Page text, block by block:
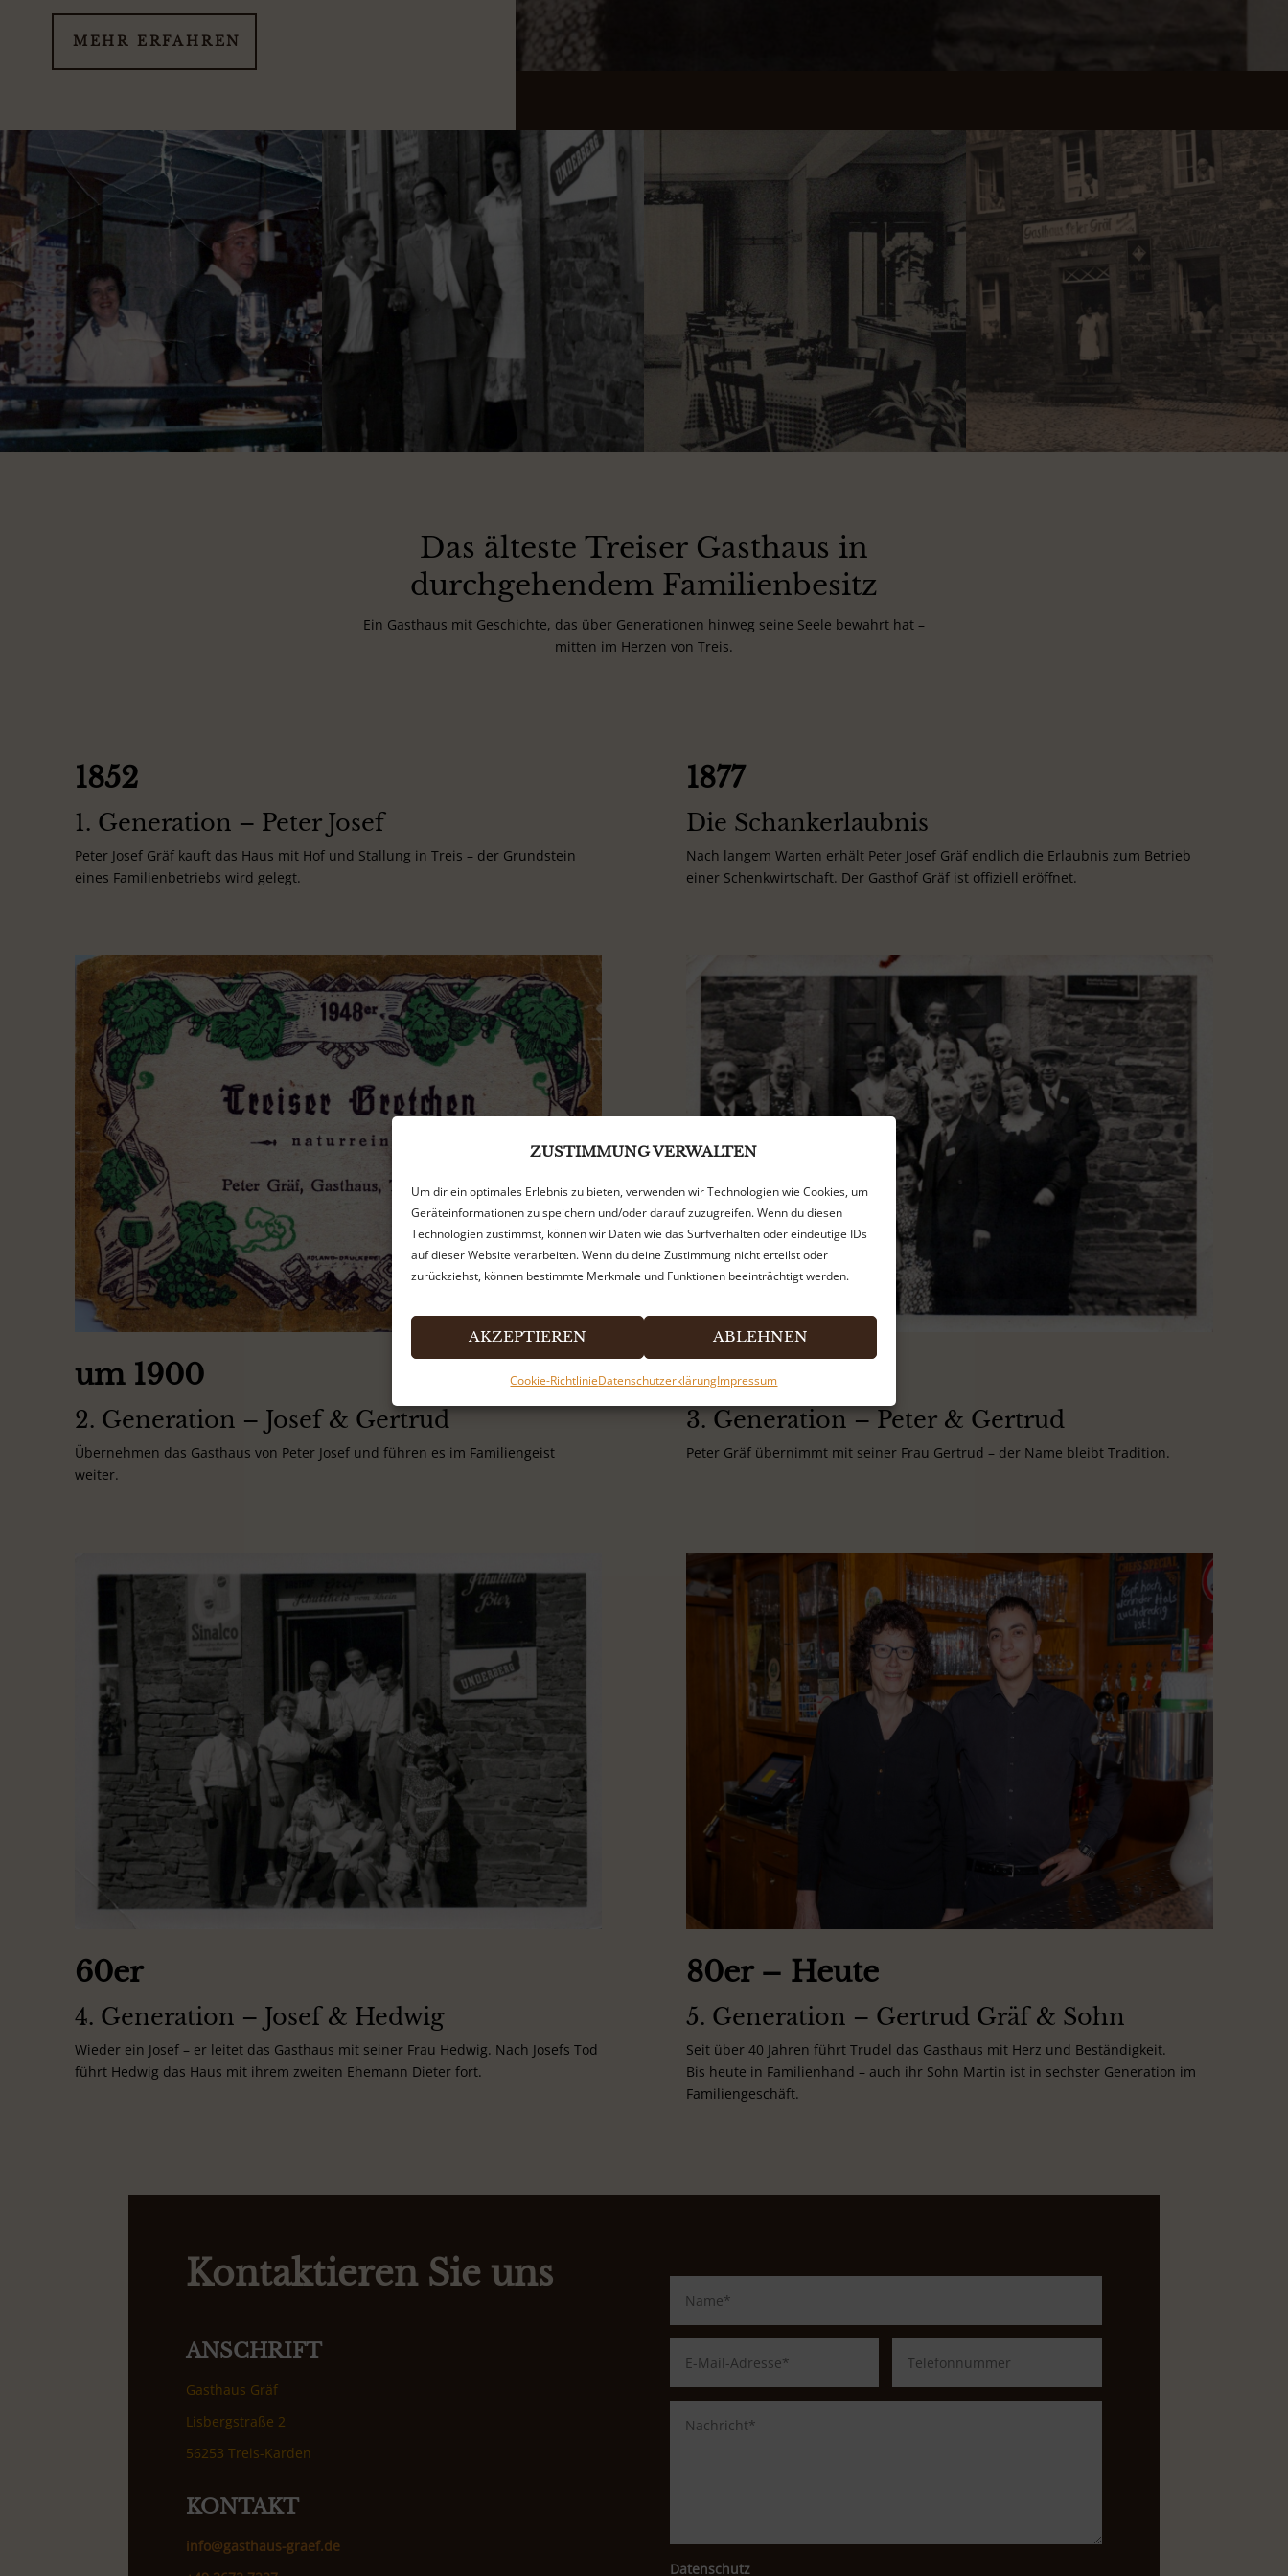
ZUSTIMMUNG VERWALTEN
Um dir ein optimales Erlebnis zu bieten, verwenden wir Technologien wie Cookies, um
Geräteinformationen zu speichern und/oder darauf zuzugreifen. Wenn du diesen
Technologien zustimmst, können wir Daten wie das Surfverhalten oder eindeutige IDs
auf dieser Website verarbeiten. Wenn du deine Zustimmung nicht erteilst oder
zurückziehst, können bestimmte Merkmale und Funktionen beeinträchtigt werden.
AKZEPTIEREN ABLEHNEN
Cookie-RichtlinieDatenschutzerklärungImpressum
MEHR ERFAHREN
Das älteste Treiser Gasthaus in
durchgehendem Familienbesitz
Ein Gasthaus mit Geschichte, das über Generationen hinweg seine Seele bewahrt hat –
mitten im Herzen von Treis.
1852
1. Generation – Peter Josef
Peter Josef Gräf kauft das Haus mit Hof und Stallung in Treis – der Grundstein
eines Familienbetriebs wird gelegt.
1877
Die Schankerlaubnis
Nach langem Warten erhält Peter Josef Gräf endlich die Erlaubnis zum Betrieb
einer Schenkwirtschaft. Der Gasthof Gräf ist offiziell eröffnet.
um 1900
2. Generation – Josef & Gertrud
Übernehmen das Gasthaus von Peter Josef und führen es im Familiengeist
weiter.
30er
3. Generation – Peter & Gertrud
Peter Gräf übernimmt mit seiner Frau Gertrud – der Name bleibt Tradition.
60er
4. Generation – Josef & Hedwig
Wieder ein Josef – er leitet das Gasthaus mit seiner Frau Hedwig. Nach Josefs Tod
führt Hedwig das Haus mit ihrem zweiten Ehemann Dieter fort.
80er – Heute
5. Generation – Gertrud Gräf & Sohn
Seit über 40 Jahren führt Trudel das Gasthaus mit Herz und Beständigkeit.
Bis heute in Familienhand – auch ihr Sohn Martin ist in sechster Generation im
Familiengeschäft.
Kontaktieren Sie uns
ANSCHRIFT
Gasthaus Gräf
Lisbergstraße 2
56253 Treis-Karden
KONTAKT
info@gasthaus-graef.de
Datenschutz